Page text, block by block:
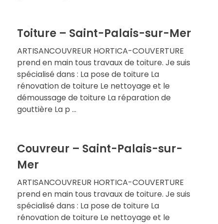
Toiture – Saint-Palais-sur-Mer
ARTISANCOUVREUR HORTICA-COUVERTURE
prend en main tous travaux de toiture. Je suis
spécialisé dans : La pose de toiture La
rénovation de toiture Le nettoyage et le
démoussage de toiture La réparation de
gouttière La p ...
Couvreur – Saint-Palais-sur-
Mer
ARTISANCOUVREUR HORTICA-COUVERTURE
prend en main tous travaux de toiture. Je suis
spécialisé dans : La pose de toiture La
rénovation de toiture Le nettoyage et le